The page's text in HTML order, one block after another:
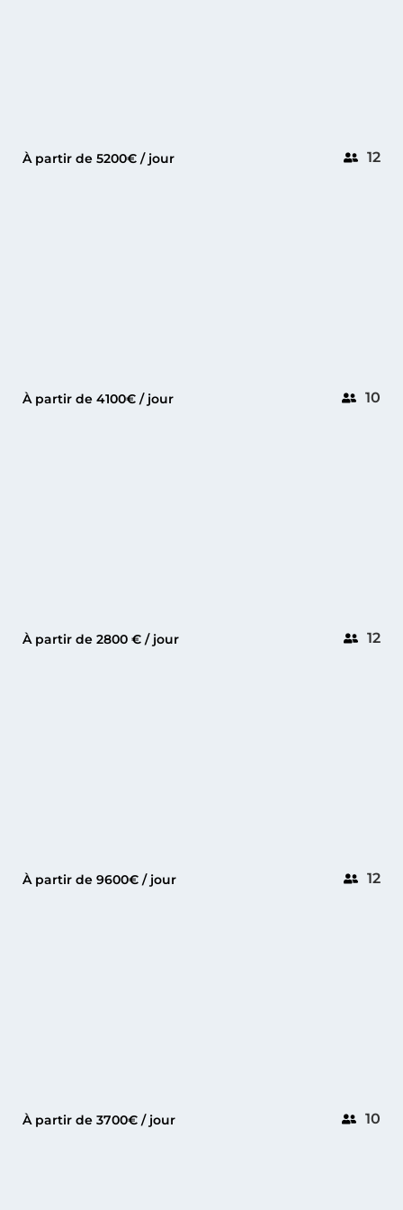
À partir de 5200€ / jour 12
PRESTIGE 520 FLY
À partir de 4100€ / jour 10
SACS REBEL 47BEAULIEU SUR MER
À partir de 2800 € / jour 12
PRINCESS S78CANNES
À partir de 9600€ / jour 12
AXOPAR 45CANNES
À partir de 3700€ / jour 10
FORTE 47MANDELIEU